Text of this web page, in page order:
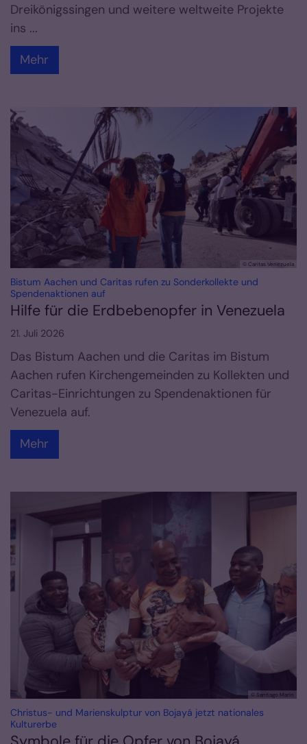
Dreikönigssingen und weitere weltweite Projekte
ins ...
Mehr
© Caritas Venezuela
Bistum Aachen und Caritas rufen zu Sonderkollekte und
Spendenaktionen auf
Hilfe für die Erdbebenopfer in Venezuela
21. Juli 2026
Das Bistum Aachen und die Caritas im Bistum
Aachen rufen Kirchengemeinden zu Kollekten und
Caritas-Einrichtungen zu Spendenaktionen für
Venezuela auf.
Mehr
© Santiago Marín
Christus- und Marienskulptur von Bojayá jetzt nationales
Kulturerbe